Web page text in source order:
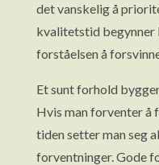
det vanskelig å
kvalitetstid begynner
forståelsen å
Et sunt forhold
Hvis man forventer å
tiden setter man seg
forventninger. Gode